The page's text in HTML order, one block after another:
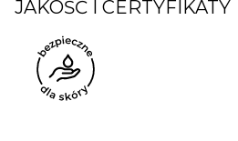
JAKOŚĆ I CERTYFIKATY